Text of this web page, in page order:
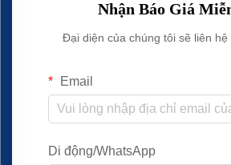
Nhận Báo Giá
Đại diện của chúng tôi sẽ liên hệ
Email
Di động/WhatsApp